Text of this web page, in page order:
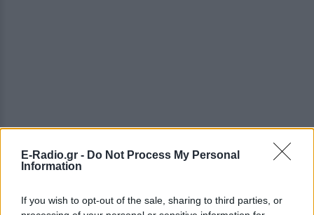
E-Radio.gr - Do Not Process My Personal
Information
If you wish to opt-out of the sale, sharing to third parties, or